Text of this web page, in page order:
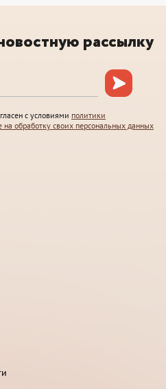
рассылку
с условиями политики
на обработку своих персональных данных